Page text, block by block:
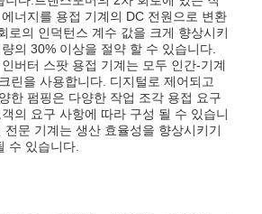
너지를 용접 기계의 DC 전원으로 변환
로의 인덕턴스 계수 값을 크게 향상시키
의 30% 이상을 절약 할 수 있습니다.
버터 스팟 용접 기계는 모두 인간-기계
린을 사용합니다. 디지털로 제어되고
한 펌핑은 다양한 작업 조각 용접 요구
의 요구 사항에 따라 구성 될 수 있습니
전문 기계는 생산 효율성을 향상시키기
수 있습니다.